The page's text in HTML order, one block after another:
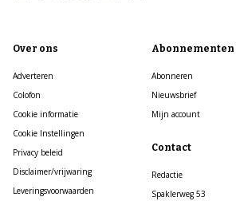
Over ons
Adverteren
Colofon
Cookie informatie
Cookie Instellingen
Privacy beleid
Disclaimer/vrijwaring
Leveringsvoorwaarden
Abonnementen
Abonneren
Nieuwsbrief
Mijn account
Contact
Redactie
Spaklerweg 53